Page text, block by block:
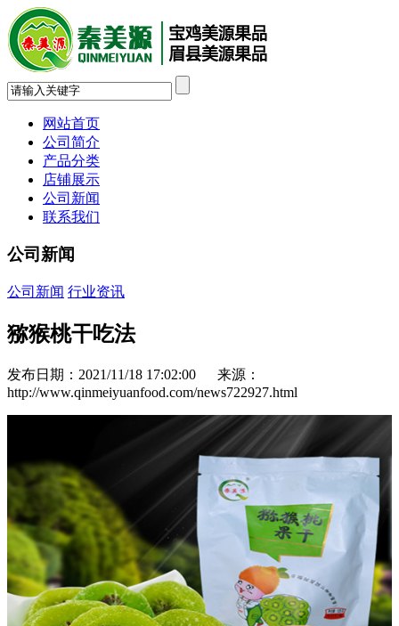
网站首页
公司简介
产品分类
店铺展示
公司新闻
联系我们
公司新闻
公司新闻 行业资讯
猕猴桃干吃法
发布日期：2021/11/18 17:02:00 来源：
http://www.qinmeiyuanfood.com/news722927.html